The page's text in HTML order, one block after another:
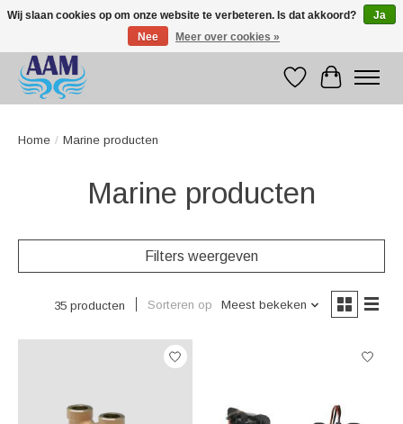
Competitive prices fast international delivery
Verlanglijst
Home / Marine producten
Marine producten
Filters weergeven
35 producten Sorteren op Meest bekeken
Wij slaan cookies op om onze website te verbeteren. Is dat akkoord?
Ja
Nee
Meer over cookies »